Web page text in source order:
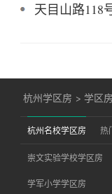
天目山路118
杭州学区房 > 学区
杭州名校学区房 热
崇文实验学校学区房
学军小学学区房